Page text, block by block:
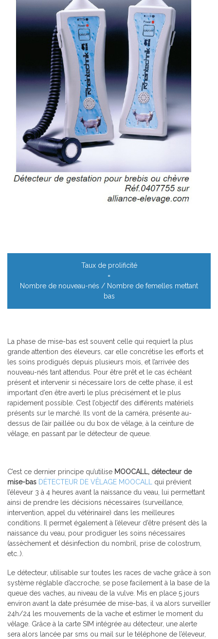
Taux de prolificité
=
Nombre de nouveau-nés / Nombre de femelles mettant
bas
La phase de mise-bas est souvent celle qui requiert la plus
grande attention des éleveurs, car elle concrétise les efforts et
les soins prodigués depuis plusieurs mois, et l’arrivée des
nouveau-nés tant attendus. Pour être prêt et le cas échéant
présent et intervenir si nécessaire lors de cette phase, il est
important d’en être averti le plus précisément et le plus
rapidement possible. C’est l’objectif des différents matériels
présents sur le marché. Ils vont de la caméra, présente au-
dessus de l’air paillée ou du box de vêlage, à la ceinture de
vêlage, en passant par le détecteur de queue.
C’est ce dernier principe qu’utilise MOOCALL, détecteur de
mise-bas DÉTECTEUR DE VÊLAGE MOOCALL
qui prévient
l’éleveur 3 à 4 heures avant la naissance du veau, lui permettant
ainsi de prendre les décisions nécessaires (surveillance,
intervention, appel du vétérinaire) dans les meilleures
conditions. Il permet également à l’éleveur d’être présent dès la
naissance du veau, pour prodiguer les soins nécessaires
(assèchement et désinfection du nombril, prise de colostrum,
etc..).
Le détecteur, utilisable sur toutes les races de vache grâce à son
système réglable d’accroche, se pose facilement à la base de la
queue des vaches, au niveau de la vulve. Mis en place 5 jours
environ avant la date présumée de mise-bas, il va alors surveiller
24h/24 les mouvements de la vache et estimer le moment du
vêlage. Grâce à la carte SIM intégrée au détecteur, une alerte
sera alors lancée par sms ou mail sur le téléphone de l’éleveur,